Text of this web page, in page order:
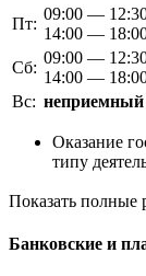
Пт:
09:00 —
14:00 —
Сб:
09:00 —
14:00 —
Вс: неприемный
Оказание
типу
Показать полные
Банковские и